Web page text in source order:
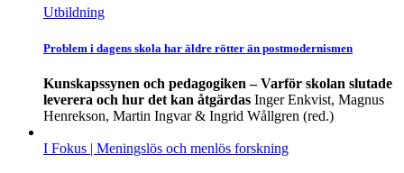
Utbildning
Problem i dagens skola har äldre rötter än postmodernismen
Kunskapssynen och pedagogiken – Varför skolan slutade
leverera och hur det kan åtgärdas Inger Enkvist, Magnus
Henrekson, Martin Ingvar & Ingrid Wållgren (red.)
I Fokus | Meningslös och menlös forskning